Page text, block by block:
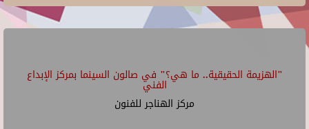
"الهزيمة الحقيقية.. ما هي؟" في صالون السينما بمركز الإبداع
الفني
مركز الهناجر للفنون